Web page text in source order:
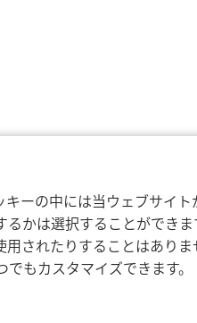
ーの中には当ウェブサイ
かは選択することができま
されたりすることはありま
でもカスタマイズできます。
シー設定 JW.ORG ログイン